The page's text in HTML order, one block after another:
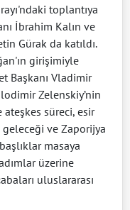
toplantıya
İbrahim Kalın ve
Gürak da katıldı.
girişimiyle
Başkanı Vladimir
Zelenskiy’nin
süreci, esir
ve Zaporijya
masaya
üzerine
uluslararası